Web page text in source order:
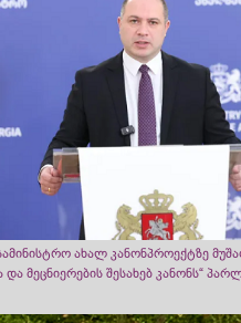
ახალ კანონპროექტზე
და მეცნიერების შესახებ კანონს“